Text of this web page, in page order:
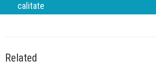
calitate
Related